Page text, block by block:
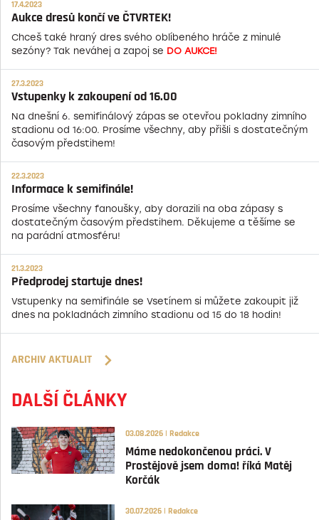
17.4.2023
Aukce dresů končí ve ČTVRTEK!
Chceš také hraný dres svého oblíbeného hráče z minulé
sezóny? Tak neváhej a zapoj se DO AUKCE!
27.3.2023
Vstupenky k zakoupení od 16.00
Na dnešní 6. semifinálový zápas se otevřou pokladny zimního
stadionu od 16:00. Prosíme všechny, aby přišli s dostatečným
časovým předstihem!
22.3.2023
Informace k semifinále!
Prosíme všechny fanoušky, aby dorazili na oba zápasy s
dostatečným časovým předstihem. Děkujeme a těšíme se
na parádní atmosféru!
21.3.2023
Předprodej startuje dnes!
Vstupenky na semifinále se Vsetínem si můžete zakoupit již
dnes na pokladnách zimního stadionu od 15 do 18 hodin!
ARCHIV AKTUALIT
DALŠÍ ČLÁNKY
03.08.2026 | Redakce
Máme nedokončenou práci. V
Prostějově jsem doma! říká Matěj
Korčák
30.07.2026 | Redakce